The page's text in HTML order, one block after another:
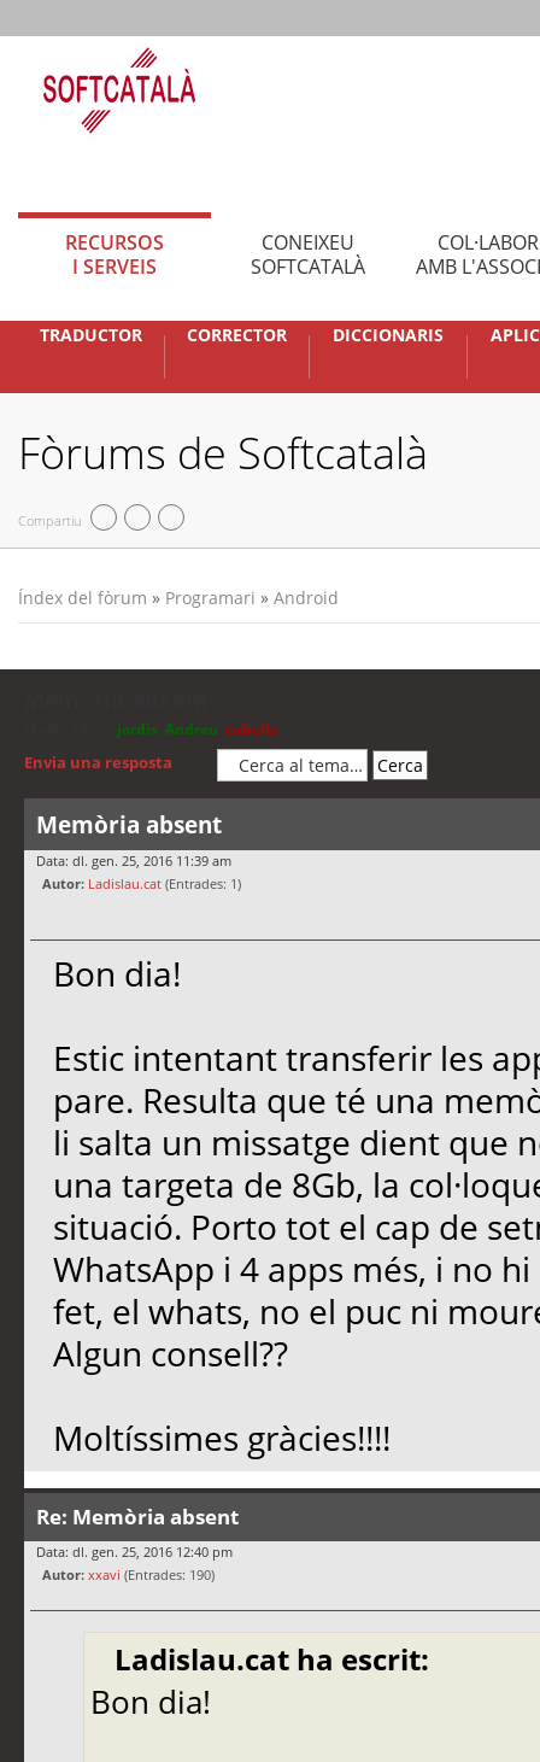
RECURSOS
I SERVEIS
CONEIXEU
SOFTCATALÀ
AMB
TRADUCTOR CORRECTOR DICCIONARIS
Fòrums de Softcatalà
Compartiu
Índex del fòrum » Programari » Android
jordis Andreu cubells
Envia una resposta
Memòria absent
Data: dl. gen. 25, 2016 11:39 am
Autor: Ladislau.cat (Entrades: 1)
Bon dia!
Estic intentant transferir les
pare. Resulta que té una
li salta un missatge dient que
una targeta de 8Gb, la
situació. Porto tot el cap de
WhatsApp i 4 apps més, i no
fet, el whats, no el puc ni
Algun consell??
Moltíssimes gràcies!!!!
Re: Memòria absent
Data: dl. gen. 25, 2016 12:40 pm
Autor: xxavi (Entrades: 190)
Ladislau.cat ha escrit:
Bon dia!